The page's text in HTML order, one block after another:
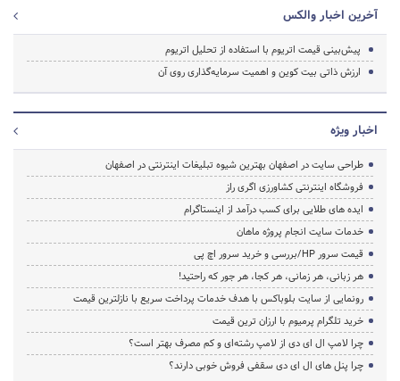
آخرین اخبار والکس
پیش‌بینی قیمت اتریوم با استفاده از تحلیل اتریوم
ارزش ذاتی بیت کوین و اهمیت سرمایه‌گذاری روی آن
اخبار ویژه
طراحی سایت در اصفهان بهترین شیوه تبلیغات اینترنتی در اصفهان
فروشگاه اینترنتی کشاورزی اگری راز
ایده های طلایی برای کسب درآمد از اینستاگرام
خدمات سایت انجام پروژه ماهان
قیمت سرور HP/بررسی و خرید سرور اچ پی
هر زبانی، هر زمانی، هر کجا، هر جور که راحتید!
رونمایی از سایت بلوباکس با هدف خدمات پرداخت سریع با نازلترین قیمت
خرید تلگرام پرمیوم با ارزان ترین قیمت
چرا لامپ ال ای دی از لامپ رشته‌ای و کم مصرف بهتر است؟
چرا پنل های ال ای دی سقفی فروش خوبی دارند؟